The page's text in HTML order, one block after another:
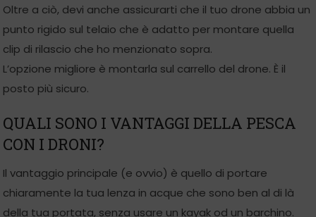
Oltre a ciò, devi anche assicurarti che il tuo drone abbia un
punto rigido sul telaio che è adatto per montare quella
clip di rilascio che ho menzionato sopra.
L’opzione migliore è montarla sul carrello del drone. È il
posto più sicuro.
QUALI SONO I VANTAGGI DELLA PESCA
CON I DRONI?
Il vantaggio principale (e ovvio) è quello di portare
chiaramente la tua lenza in acque che sono ben al di là
della tua portata, senza usare un kayak od un barchino.